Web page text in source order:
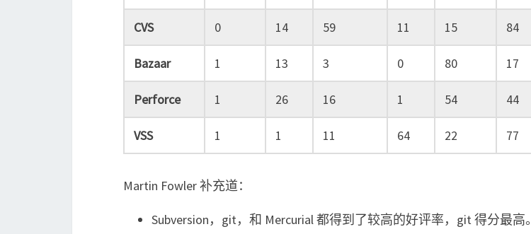
CVS 0 14 59 11 15 84
Bazaar 1 13 3 0 80 17
Perforce 1 26 16 1 54 44
VSS 1 1 11 64 22 77
Martin Fowler 补充道：
Subversion，git，和 Mercurial 都得到了较高的好评率，git 得分最高。